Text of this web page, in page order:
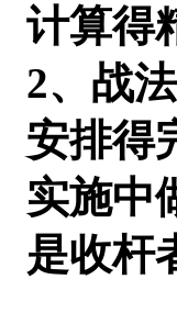
计算得
2、战
安排得
实施中
是收